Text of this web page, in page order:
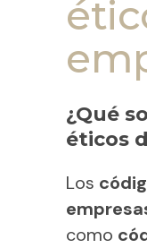
¿Qué
éticos
Los
como